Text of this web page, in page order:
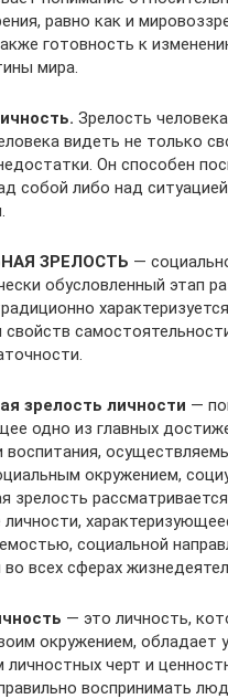
равно как и
готовность к
мира.
Зрелость
видеть не только
Он способен
собой либо над
ЗРЕЛОСТЬ —
обусловленный этап
свойств
зрелость личности —
одно из главных
воспитания,
окружением,
зрелость
личности,
социальной
всех сферах
— это личность,
окружением, обладает
личностных черт и
воспринимать